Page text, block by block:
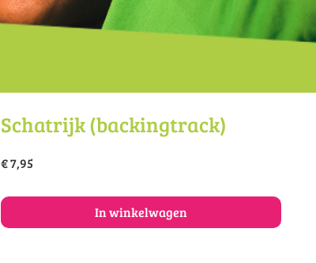
Schatrijk (backingtrack)
€ 7,95
In winkelwagen